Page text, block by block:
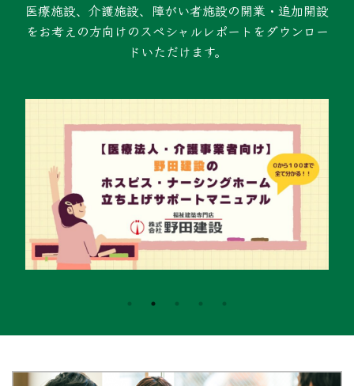
医療施設、介護施設、障がい者施設の開業・追加開設
をお考えの方向けのスペシャルレポートをダウンロー
ドいただけます。